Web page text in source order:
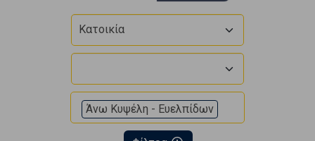
Κατοικία
Άνω Κυψέλη - Ευελπίδων